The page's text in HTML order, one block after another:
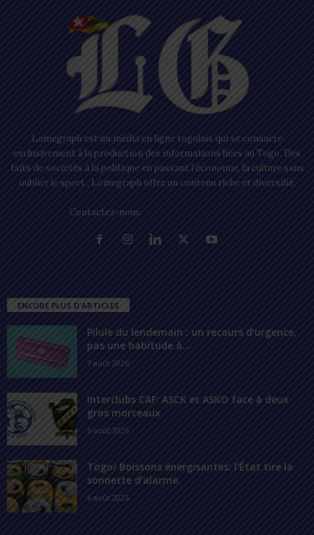
Lomegraph est un média en ligne togolais qui se consacre
exclusivement à la production des informations liées au Togo. Des
faits de sociétés à la politique en passant l’économie, la culture sans
oublier le sport ; Lomegraph offre un contenu riche et diversifié.
Contactez-nous:
ENCORE PLUS D'ARTICLES
Pilule du lendemain : un recours d’urgence,
pas une habitude à...
7 août 2026
Interclubs CAF: ASCK et ASKO face à deux
gros morceaux
6 août 2026
Togo/ Boissons énergisantes: l’État tire la
sonnette d’alarme
6 août 2026